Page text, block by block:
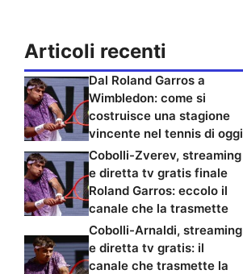
Articoli recenti
Dal Roland Garros a
Wimbledon: come si
costruisce una stagione
vincente nel tennis di oggi
Cobolli-Zverev, streaming
e diretta tv gratis finale
Roland Garros: eccolo il
canale che la trasmette
Cobolli-Arnaldi, streaming
e diretta tv gratis: il
canale che trasmette la